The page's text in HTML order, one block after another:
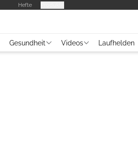
Hefte
Gesundheit Videos Laufhelden